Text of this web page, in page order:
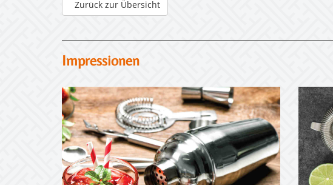
Zurück zur Übersicht
Impressionen